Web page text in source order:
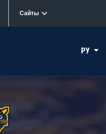
Сайты
РУ